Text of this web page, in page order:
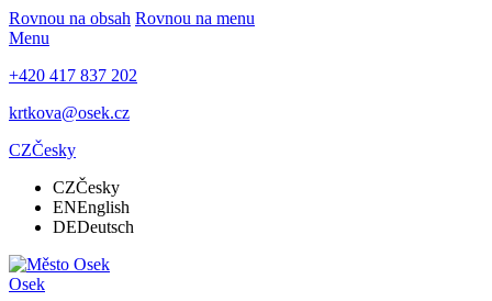
Rovnou na obsah Rovnou na menu
Menu
+420 417 837 202
krtkova@osek.cz
CZČesky
CZČesky
ENEnglish
DEDeutsch
Osek